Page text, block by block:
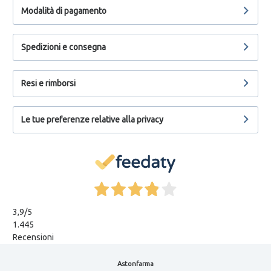
Modalità di pagamento
Spedizioni e consegna
Resi e rimborsi
Le tue preferenze relative alla privacy
3,9/5
1.445
Recensioni
Astonfarma